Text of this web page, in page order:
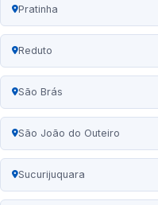
Pratinha
Reduto
São Brás
São João do Outeiro
Sucurijuquara